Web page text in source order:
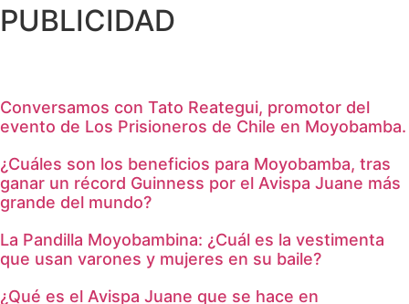
PUBLICIDAD
Conversamos con Tato Reategui, promotor del
evento de Los Prisioneros de Chile en Moyobamba.
¿Cuáles son los beneficios para Moyobamba, tras
ganar un récord Guinness por el Avispa Juane más
grande del mundo?
La Pandilla Moyobambina: ¿Cuál es la vestimenta
que usan varones y mujeres en su baile?
¿Qué es el Avispa Juane que se hace en